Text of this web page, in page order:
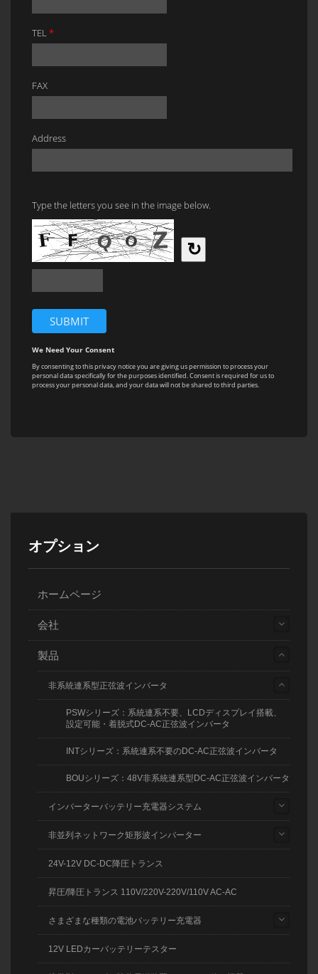
オプション
ホームページ
会社
製品
非系統連系型正弦波インバータ
PSWシリーズ：系統連系不要、LCDディスプレイ搭載、
設定可能・着脱式DC-AC正弦波インバータ
INTシリーズ：系統連系不要のDC-AC正弦波インバータ
BOUシリーズ：48V非系統連系型DC-AC正弦波インバータ
インバーターバッテリー充電器システム
非並列ネットワーク矩形波インバーター
24V-12V DC-DC降圧トランス
昇圧/降圧トランス 110V/220V-220V/110V AC-AC
さまざまな種類の電池バッテリー充電器
12V LEDカーバッテリーテスター